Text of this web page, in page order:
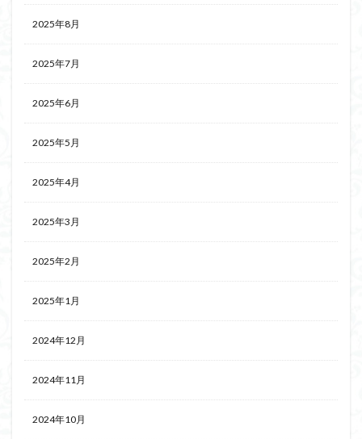
2025年8月
2025年7月
2025年6月
2025年5月
2025年4月
2025年3月
2025年2月
2025年1月
2024年12月
2024年11月
2024年10月